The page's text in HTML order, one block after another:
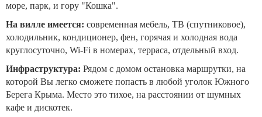
море, парк, и гору "Кошка".
На вилле имеется: современная мебель, ТВ (спутниковое),
холодильник, кондиционер, фен, горячая и холодная вода
круглосуточно, Wi-Fi в номерах, терраса, отдельный вход.
Инфраструктура: Рядом с домом остановка маршрутки, на
которой Вы легко сможете попасть в любой уголок Южного
Берега Крыма. Место это тихое, на расстоянии от шумных
кафе и дискотек.